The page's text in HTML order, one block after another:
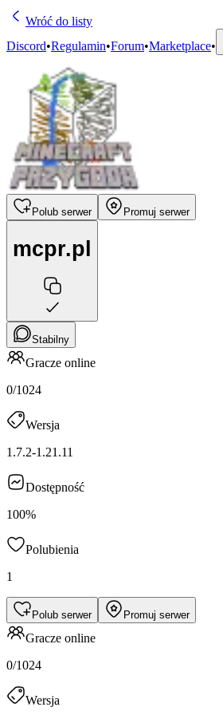
Wróć do listy
Discord•Regulamin•Forum•Marketplace•
Polub serwer Promuj serwer
mcpr.pl
Stabilny
Gracze online
0/1024
Wersja
1.7.2-1.21.11
Dostępność
100%
Polubienia
1
Polub serwer Promuj serwer
Gracze online
0/1024
Wersja